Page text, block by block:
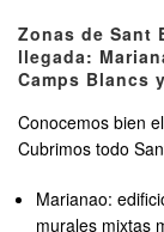
Zonas de Sant
llegada:
Camps Blancs
Conocemos bien
Cubrimos todo
Marianao:
murales mixtas